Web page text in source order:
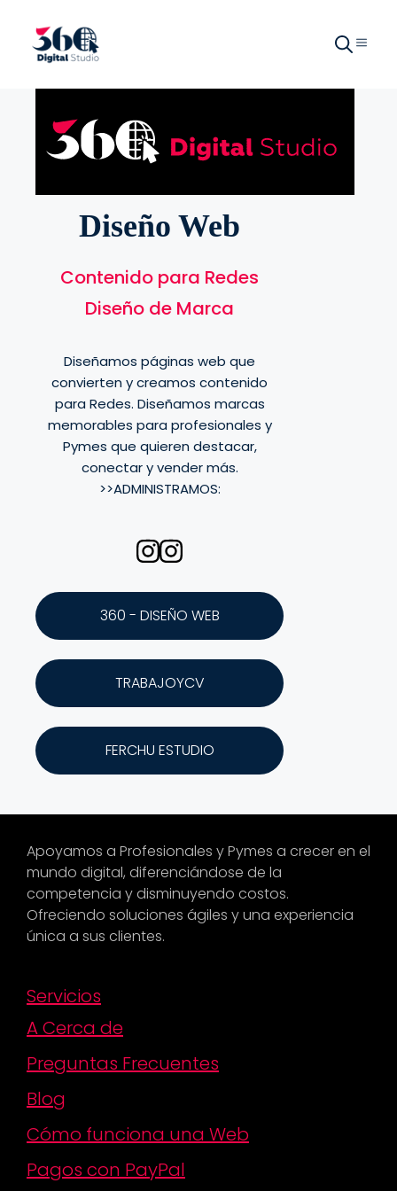
Diseño Web
Contenido para Redes
Diseño de Marca
Diseñamos páginas web que
convierten y creamos contenido
para Redes. Diseñamos marcas
memorables para profesionales y
Pymes que quieren destacar,
conectar y vender más.
>>ADMINISTRAMOS:
360 - DISEÑO WEB
TRABAJOYCV
FERCHU ESTUDIO
Apoyamos a Profesionales y Pymes a crecer en el
mundo digital, diferenciándose de la
competencia y disminuyendo costos.
Ofreciendo soluciones ágiles y una experiencia
única a sus clientes.
Servicios
A Cerca de
Preguntas Frecuentes
Blog
Cómo funciona una Web
Pagos con PayPal